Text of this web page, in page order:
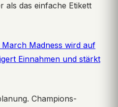
als das einfache Etikett
March Madness wird auf
Einnahmen und stärkt
Champions-